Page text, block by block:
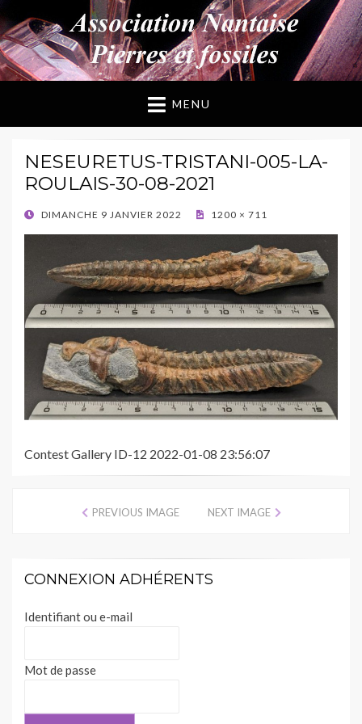
ANPF
Association Nantaise Pierres et Fossiles
MENU
NESEURETUS-TRISTANI-005-LA-
ROULAIS-30-08-2021
POSTED
DIMANCHE 9 JANVIER 2022 1200 × 711
Contest Gallery ID-12 2022-01-08 23:56:07
PREVIOUS IMAGE NEXT IMAGE
CONNEXION ADHÉRENTS
Identifiant ou e-mail
Mot de passe